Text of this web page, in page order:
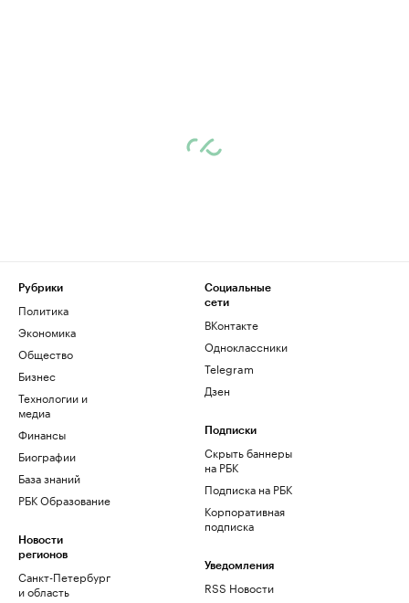
Рубрики
Политика
Экономика
Общество
Бизнес
Технологии и
медиа
Финансы
Биографии
База знаний
РБК Образование
Новости
регионов
Санкт-Петербург
и область
Социальные
сети
ВКонтакте
Одноклассники
Telegram
Дзен
Подписки
Скрыть баннеры
на РБК
Подписка на РБК
Корпоративная
подписка
Уведомления
RSS Новости